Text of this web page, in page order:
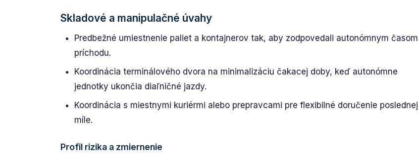
Skladové a manipulačné úvahy
Predbežné umiestnenie paliet a kontajnerov tak, aby zodpovedali autonómnym časom
príchodu.
Koordinácia terminálového dvora na minimalizáciu čakacej doby, keď autonómne
jednotky ukončia diaľničné jazdy.
Koordinácia s miestnymi kuriérmi alebo prepravcami pre flexibilné doručenie poslednej
míle.
Profil rizika a zmiernenie